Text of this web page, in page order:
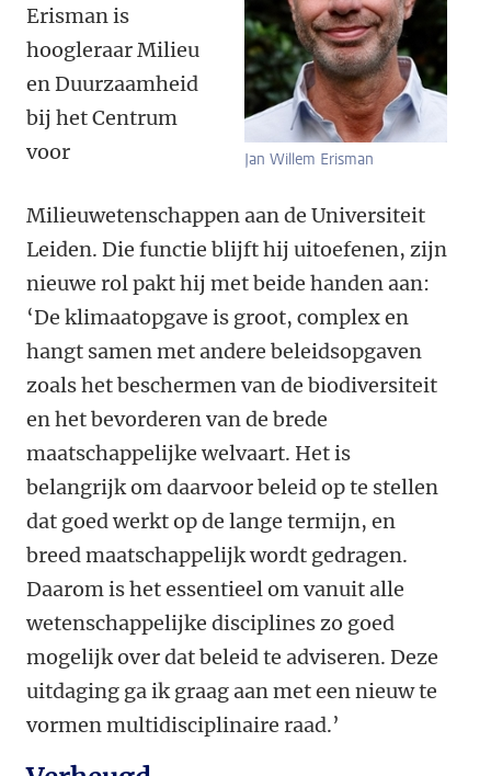
Jan Willem Erisman
Erisman is
hoogleraar Milieu
en Duurzaamheid
bij het Centrum
voor
Milieuwetenschappen aan de Universiteit
Leiden. Die functie blijft hij uitoefenen, zijn
nieuwe rol pakt hij met beide handen aan:
‘De klimaatopgave is groot, complex en
hangt samen met andere beleidsopgaven
zoals het beschermen van de biodiversiteit
en het bevorderen van de brede
maatschappelijke welvaart. Het is
belangrijk om daarvoor beleid op te stellen
dat goed werkt op de lange termijn, en
breed maatschappelijk wordt gedragen.
Daarom is het essentieel om vanuit alle
wetenschappelijke disciplines zo goed
mogelijk over dat beleid te adviseren. Deze
uitdaging ga ik graag aan met een nieuw te
vormen multidisciplinaire raad.’